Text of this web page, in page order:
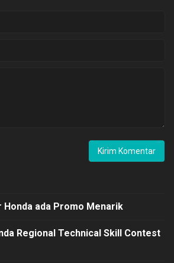
Honda ada Promo Menarik
Regional Technical Skill Contest